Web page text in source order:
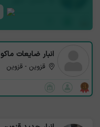
انبار ضایعات ماکو
قزوین - قزوین